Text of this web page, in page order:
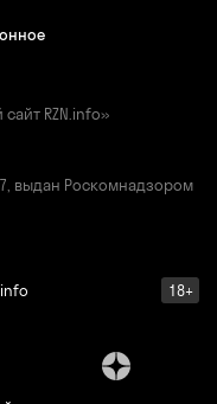
RZN.info»
выдан Роскомнадзором
18+